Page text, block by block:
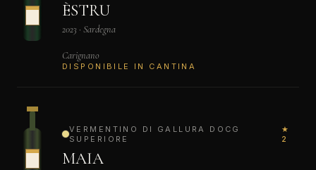
ÈSTRU
2023 · Sardegna
Carignano
DISPONIBILE IN CANTINA
VERMENTINO DI GALLURA DOCG
SUPERIORE
★
2
MAIA